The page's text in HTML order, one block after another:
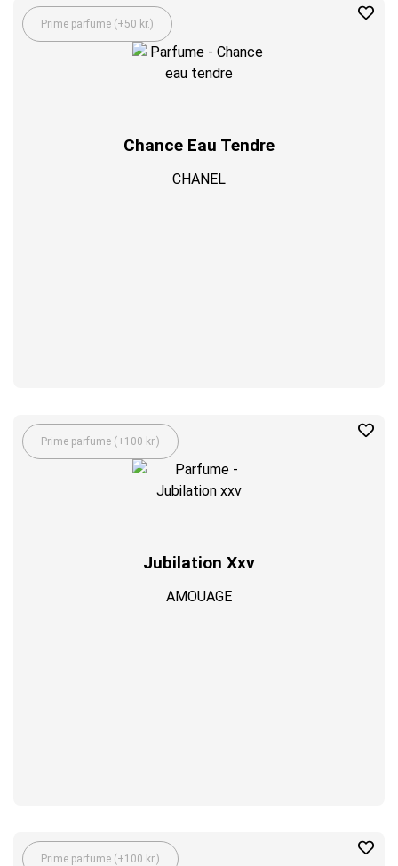
Prime parfume (+50 kr.)
Chance Eau Tendre
CHANEL
Prime parfume (+100 kr.)
Jubilation Xxv
AMOUAGE
Prime parfume (+100 kr.)